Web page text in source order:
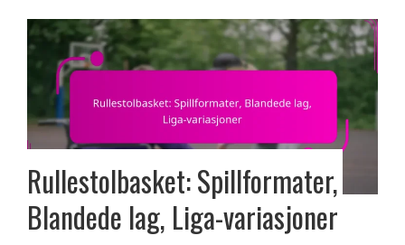
Rullestolbasket: Spillformater,
Blandede lag, Liga-variasjoner